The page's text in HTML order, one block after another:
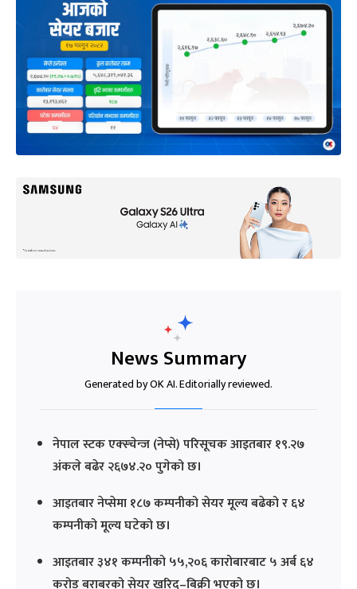
News Summary
Generated by OK AI. Editorially reviewed.
नेपाल स्टक एक्स्चेन्ज (नेप्से) परिसूचक आइतबार १९.२७
अंकले बढेर २६७४.२० पुगेको छ।
आइतबार नेप्सेमा १८७ कम्पनीको सेयर मूल्य बढेको र ६४
कम्पनीको मूल्य घटेको छ।
आइतबार ३४१ कम्पनीको ५५,२०६ कारोबारबाट ५ अर्ब ६४
करोड बराबरको सेयर खरिद–बिक्री भएको छ।